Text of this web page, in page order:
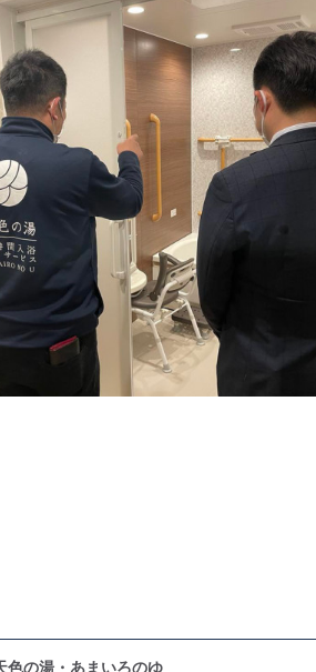
色の湯・あまいろのゆ